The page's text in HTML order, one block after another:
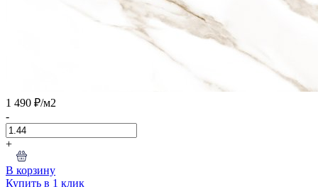
1 490 ₽/м2
-
+
В корзину
Купить в 1 клик